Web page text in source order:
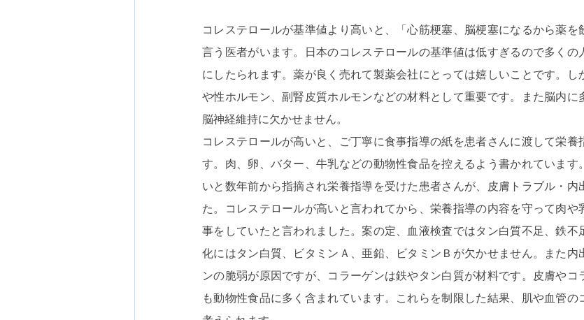
コレステロールが基準値より高いと、「心筋梗塞、脳梗塞になるから薬を
言う医者がいます。日本のコレステロールの基準値は低すぎるので多くの
にしたられます。薬が良く売れて製薬会社にとっては嬉しいことです。し
や性ホルモン、副腎皮質ホルモンなどの材料として重要です。また脳内に
脳神経維持に欠かせません。
コレステロールが高いと、ご丁寧に食事指導の紙を患者さんに渡して栄養
す。肉、卵、バター、牛乳などの動物性食品を控えるよう書かれています
いと数年前から指摘され栄養指導を受けた患者さんが、皮膚トラブル・内
た。コレステロールが高いと言われてから、栄養指導の内容を守って肉や
事をしていたと言われました。案の定、血液検査ではタン白質不足、鉄不
化にはタン白質、ビタミンＡ、亜鉛、ビタミンＢが欠かせません。また内
ンの脆弱が原因ですが、コラーゲンは鉄やタン白質が材料です。皮膚や
も動物性食品に多く含まれています。これらを制限した結果、肌や血管の